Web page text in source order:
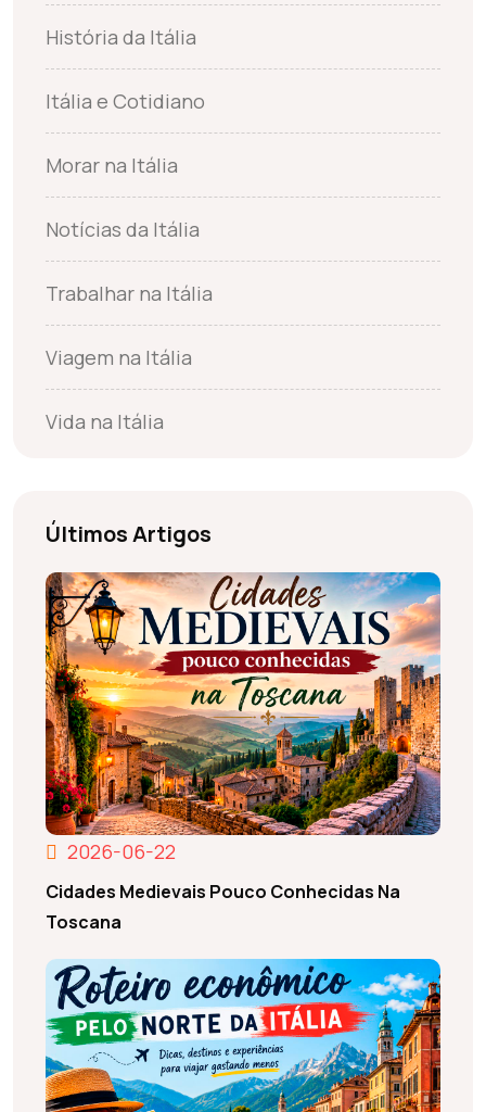
História da Itália
Itália e Cotidiano
Morar na Itália
Notícias da Itália
Trabalhar na Itália
Viagem na Itália
Vida na Itália
Últimos Artigos
2026-06-22
Cidades Medievais Pouco Conhecidas Na
Toscana